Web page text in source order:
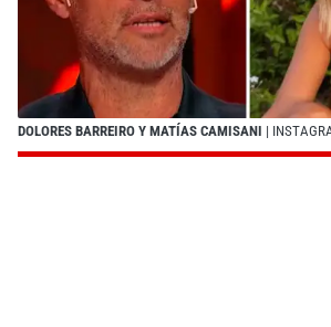
DOLORES BARREIRO Y MATÍAS CAMISANI |